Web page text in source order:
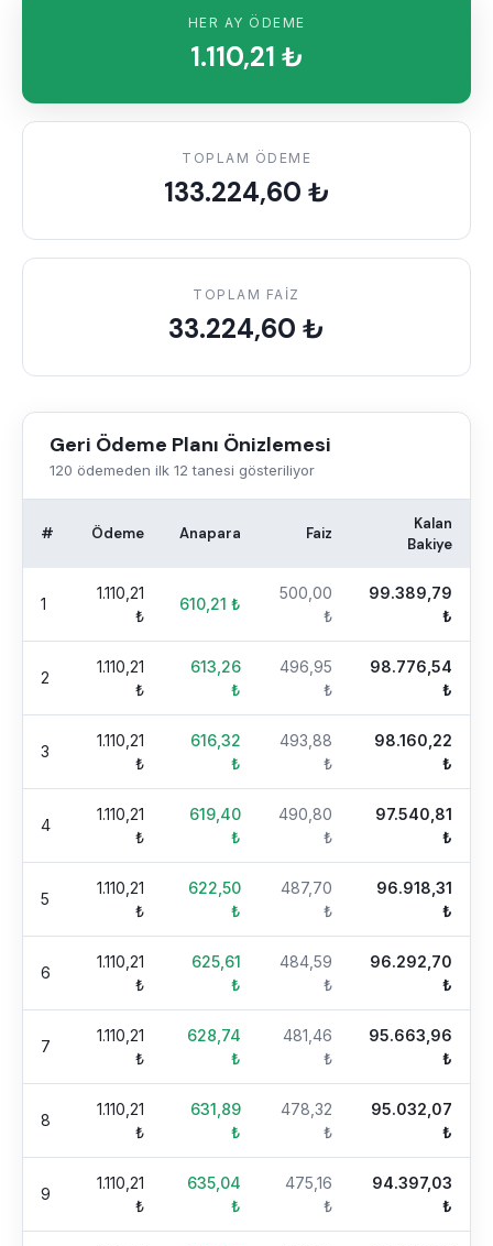
HER AY ÖDEME
1.110,21 ₺
TOPLAM ÖDEME
133.224,60 ₺
TOPLAM FAIZ
33.224,60 ₺
Geri Ödeme Planı Önizlemesi
120 ödemeden ilk 12 tanesi gösteriliyor
# Ödeme Anapara Faiz
Kalan
Bakiye
1
1.110,21
₺
610,21 ₺
500,00
₺
99.389,79
₺
2
1.110,21
₺
613,26
₺
496,95
₺
98.776,54
₺
3
1.110,21
₺
616,32
₺
493,88
₺
98.160,22
₺
4
1.110,21
₺
619,40
₺
490,80
₺
97.540,81
₺
5
1.110,21
₺
622,50
₺
487,70
₺
96.918,31
₺
6
1.110,21
₺
625,61
₺
484,59
₺
96.292,70
₺
7
1.110,21
₺
628,74
₺
481,46
₺
95.663,96
₺
8
1.110,21
₺
631,89
₺
478,32
₺
95.032,07
₺
9
1.110,21
₺
635,04
₺
475,16
₺
94.397,03
₺